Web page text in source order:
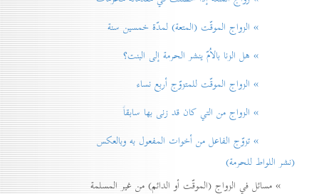
» الزواج الموقّت (المتعة) لمدّة خمسين سنة
» هل الزنا بالاُمّ ينشر الحرمة إلی البنت؟
» الزواج الموقّت للمتزوّج أربع نساء
» الزواج من التي كان قد زنی بها سابقاً
» تزوّج الفاعل من أخوات المفعول به وبالعكس
(نشر اللواط للحرمة)
» مسائل في الزواج (الموقّت أو الدائم) من غير المسلمة